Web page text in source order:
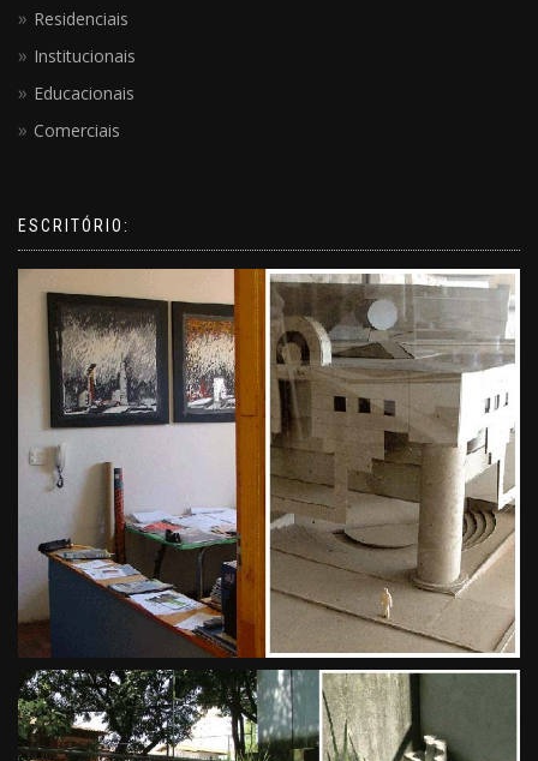
Residenciais
Institucionais
Educacionais
Comerciais
ESCRITÓRIO: